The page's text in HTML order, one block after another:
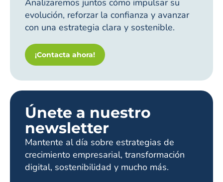
evolución, reforzar la confianza y avanzar
con una estrategia clara y sostenible.
¡Contacta ahora!
Únete a nuestro
newsletter
Mantente al día sobre estrategias de
crecimiento empresarial, transformación
digital, sostenibilidad y mucho más.